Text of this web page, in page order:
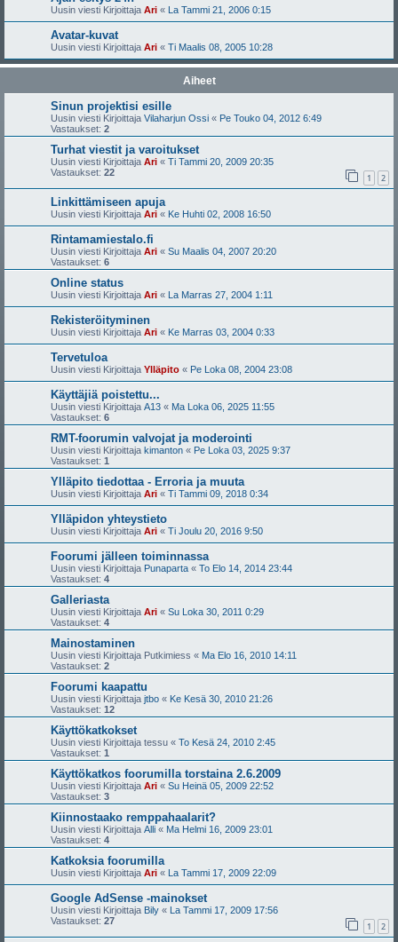
Uusin viesti Kirjoittaja Ari « La Tammi 21, 2006 0:15
Avatar-kuvat
Uusin viesti Kirjoittaja Ari « Ti Maalis 08, 2005 10:28
Aiheet
Sinun projektisi esille
Uusin viesti Kirjoittaja Vilaharjun Ossi « Pe Touko 04, 2012 6:49
Vastaukset: 2
Turhat viestit ja varoitukset
Uusin viesti Kirjoittaja Ari « Ti Tammi 20, 2009 20:35
Vastaukset: 22 1 2
Linkittämiseen apuja
Uusin viesti Kirjoittaja Ari « Ke Huhti 02, 2008 16:50
Rintamamiestalo.fi
Uusin viesti Kirjoittaja Ari « Su Maalis 04, 2007 20:20
Vastaukset: 6
Online status
Uusin viesti Kirjoittaja Ari « La Marras 27, 2004 1:11
Rekisteröityminen
Uusin viesti Kirjoittaja Ari « Ke Marras 03, 2004 0:33
Tervetuloa
Uusin viesti Kirjoittaja Ylläpito « Pe Loka 08, 2004 23:08
Käyttäjiä poistettu...
Uusin viesti Kirjoittaja A13 « Ma Loka 06, 2025 11:55
Vastaukset: 6
RMT-foorumin valvojat ja moderointi
Uusin viesti Kirjoittaja kimanton « Pe Loka 03, 2025 9:37
Vastaukset: 1
Ylläpito tiedottaa - Erroria ja muuta
Uusin viesti Kirjoittaja Ari « Ti Tammi 09, 2018 0:34
Ylläpidon yhteystieto
Uusin viesti Kirjoittaja Ari « Ti Joulu 20, 2016 9:50
Foorumi jälleen toiminnassa
Uusin viesti Kirjoittaja Punaparta « To Elo 14, 2014 23:44
Vastaukset: 4
Galleriasta
Uusin viesti Kirjoittaja Ari « Su Loka 30, 2011 0:29
Vastaukset: 4
Mainostaminen
Uusin viesti Kirjoittaja Putkimiess « Ma Elo 16, 2010 14:11
Vastaukset: 2
Foorumi kaapattu
Uusin viesti Kirjoittaja jtbo « Ke Kesä 30, 2010 21:26
Vastaukset: 12
Käyttökatkokset
Uusin viesti Kirjoittaja tessu « To Kesä 24, 2010 2:45
Vastaukset: 1
Käyttökatkos foorumilla torstaina 2.6.2009
Uusin viesti Kirjoittaja Ari « Su Heinä 05, 2009 22:52
Vastaukset: 3
Kiinnostaako remppahaalarit?
Uusin viesti Kirjoittaja Alli « Ma Helmi 16, 2009 23:01
Vastaukset: 4
Katkoksia foorumilla
Uusin viesti Kirjoittaja Ari « La Tammi 17, 2009 22:09
Google AdSense -mainokset
Uusin viesti Kirjoittaja Bily « La Tammi 17, 2009 17:56
Vastaukset: 27 1 2